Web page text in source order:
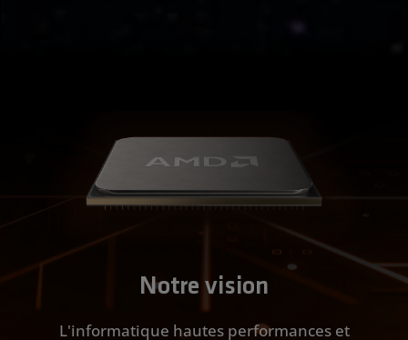
Notre vision
L'informatique hautes performances et